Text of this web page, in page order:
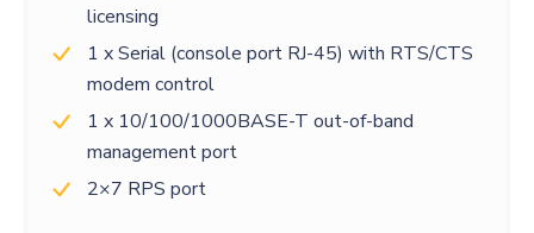
licensing
1 x Serial (console port RJ-45) with RTS/CTS
modem control
1 x 10/100/1000BASE-T out-of-band
management port
2×7 RPS port